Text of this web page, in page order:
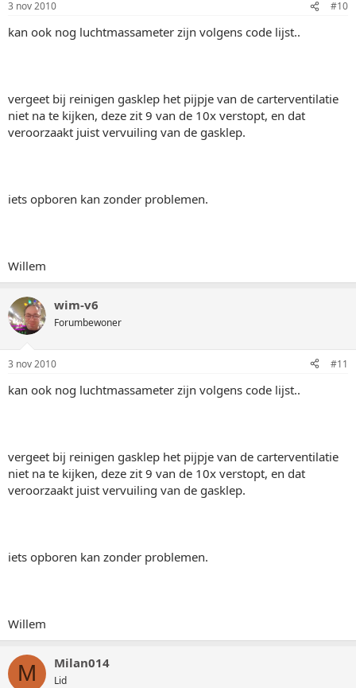
3 nov 2010 #10
kan ook nog luchtmassameter zijn volgens code lijst..
vergeet bij reinigen gasklep het pijpje van de carterventilatie
niet na te kijken, deze zit 9 van de 10x verstopt, en dat
veroorzaakt juist vervuiling van de gasklep.
iets opboren kan zonder problemen.
Willem
wim-v6
Forumbewoner
3 nov 2010 #11
kan ook nog luchtmassameter zijn volgens code lijst..
vergeet bij reinigen gasklep het pijpje van de carterventilatie
niet na te kijken, deze zit 9 van de 10x verstopt, en dat
veroorzaakt juist vervuiling van de gasklep.
iets opboren kan zonder problemen.
Willem
M Milan014
Lid